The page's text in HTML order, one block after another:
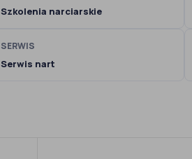
Szkolenia narciarskie
SERWIS
Serwis nart